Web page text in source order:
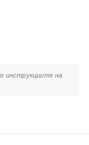
инструкциите на